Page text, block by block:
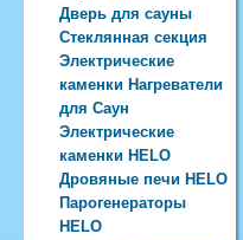
Дверь для сауны
Стеклянная секция
Электрические
каменки Нагреватели
для Саун
Электрические
каменки HELO
Дровяные печи HELO
Парогенераторы
HELO